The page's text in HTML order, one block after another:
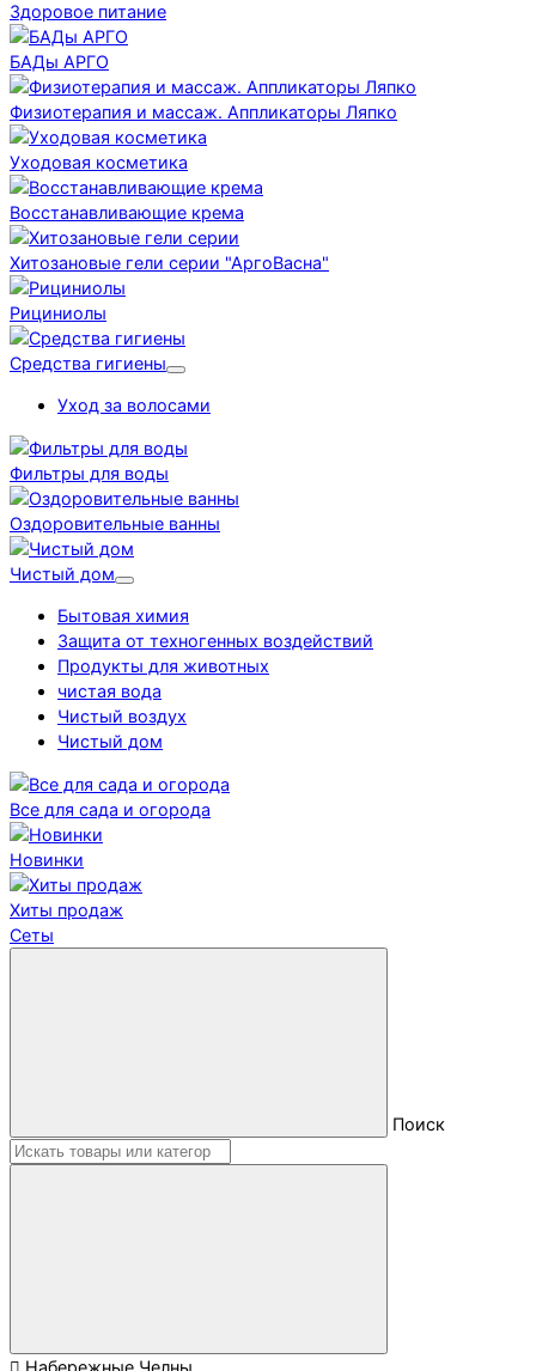
Здоровое питание
БАДы АРГО
Физиотерапия и массаж. Аппликаторы Ляпко
Уходовая косметика
Восстанавливающие крема
Хитозановые гели серии "АргоВасна"
Рициниолы
Средства гигиены
Уход за волосами
Фильтры для воды
Оздоровительные ванны
Чистый дом
Бытовая химия
Защита от техногенных воздействий
Продукты для животных
чистая вода
Чистый воздух
Чистый дом
Все для сада и огорода
Новинки
Хиты продаж
Сеты
Поиск
Набережные Челны